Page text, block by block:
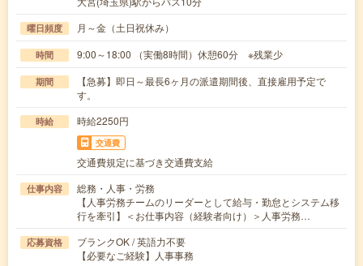
曜日頻度 月～金（土日祝休み）
時間 9:00～18:00 （実働8時間）休憩60分 ※残業少
期間
【急募】即日～最長6ヶ月の派遣期間後、直接雇用予定で
す。
時給 時給2250円
交通費
交通費規定に基づき交通費支給
仕事内容
総務・人事・労務
【人事労務チームのリーダーとして給与・勤怠とシステム移
行を牽引】＜お仕事内容（経験者向け）＞人事労務…
応募資格
ブランクOK / 英語力不要
【必要なご経験】人事事務